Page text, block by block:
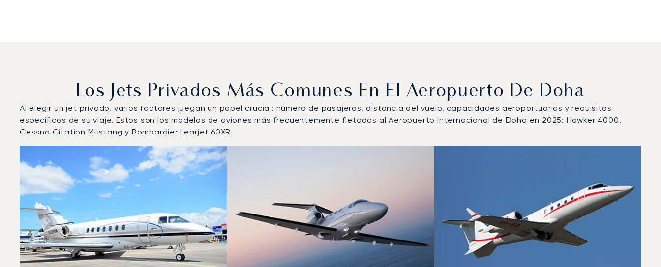
Los Jets Privados Más Comunes En El Aeropuerto De Doha
Al elegir un jet privado, varios factores juegan un papel crucial: número de pasajeros, distancia del vuelo, capacidades aeroportuarias y requisitos
específicos de su viaje. Estos son los modelos de aviones más frecuentemente fletados al Aeropuerto Internacional de Doha en 2025: Hawker 4000,
Cessna Citation Mustang y Bombardier Learjet 60XR.
Aeropuerto Internacional de Doha : Los 3 modelos de aeronave más operados por número de movimientos de vuelo en 2025
Modelo de aeronave
Asientos
Velocidad (km/h)
Velocidad (nudos)
Autonomía (km)
Autonomía (NM)